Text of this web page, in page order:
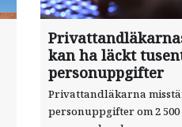
kan ha läckt
personuppgifter
Privattandläkarna
personuppgifter om 2 500